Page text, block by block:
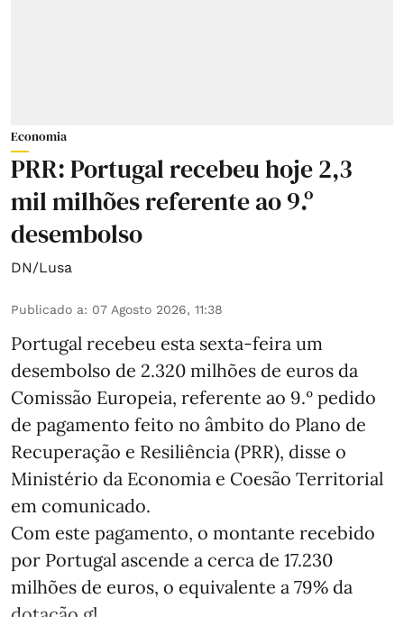
Economia
PRR: Portugal recebeu hoje 2,3
mil milhões referente ao 9.º
desembolso
DN/Lusa
Publicado a: 07 Agosto 2026, 11:38
Portugal recebeu esta sexta-feira um
desembolso de 2.320 milhões de euros da
Comissão Europeia, referente ao 9.º pedido
de pagamento feito no âmbito do Plano de
Recuperação e Resiliência (PRR), disse o
Ministério da Economia e Coesão Territorial
em comunicado.
Com este pagamento, o montante recebido
por Portugal ascende a cerca de 17.230
milhões de euros, o equivalente a 79% da